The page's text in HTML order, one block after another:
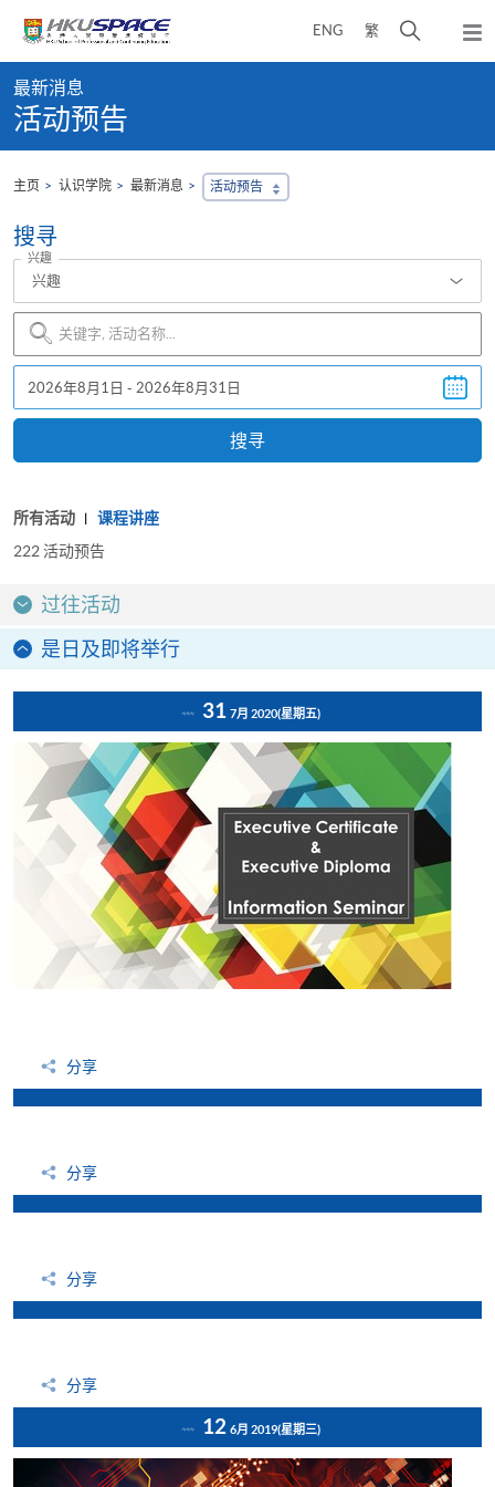
content
ENG 繁
开
弹
出
content
start
最新消息
活动预告
主页 认识学院 最新消息 活动预告
搜寻
兴趣
兴趣
Search
Event
搜寻
所有活动
课程讲座
222活动预告
过往活动
是日及即将举行
31 7月 2020(星期五)
分享
分享
分享
分享
12 6月 2019(星期三)